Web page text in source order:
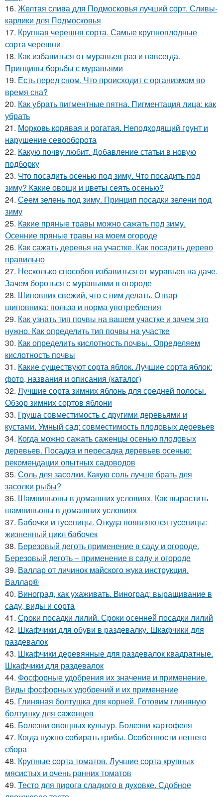
16. Желтая слива для Подмосковья лучший сорт. Сливы-
карлики для Подмосковья
17. Крупная черешня сорта. Самые крупноплодные
сорта черешни
18. Как избавиться от муравьев раз и навсегда.
Принципы борьбы с муравьями
19. Есть перед сном. Что происходит с организмом во
время сна?
20. Как убрать пигментные пятна. Пигментация лица: как
убрать
21. Морковь корявая и рогатая. Неподходящий грунт и
нарушение севооборота
22. Какую почву любит. Добавление статьи в новую
подборку
23. Что посадить осенью под зиму. Что посадить под
зиму? Какие овощи и цветы сеять осенью?
24. Сеем зелень под зиму. Принцип посадки зелени под
зиму
25. Какие пряные травы можно сажать под зиму.
Осенние пряные травы на моем огороде
26. Как сажать деревья на участке. Как посадить дерево
правильно
27. Несколько способов избавиться от муравьев на даче.
Зачем бороться с муравьями в огороде
28. Шиповник свежий, что с ним делать. Отвар
шиповника: польза и норма употребления
29. Как узнать тип почвы на вашем участке и зачем это
нужно. Как определить тип почвы на участке
30. Как определить кислотность почвы.. Определяем
кислотность почвы
31. Какие существуют сорта яблок. Лучшие сорта яблок:
фото, названия и описания (каталог)
32. Лучшие сорта зимних яблонь для средней полосы.
Обзор зимних сортов яблони
33. Груша совместимость с другими деревьями и
кустами. Умный сад: совместимость плодовых деревьев
34. Когда можно сажать саженцы осенью плодовых
деревьев. Посадка и пересадка деревьев осенью:
рекомендации опытных садоводов
35. Соль для засолки. Какую соль лучше брать для
засолки рыбы?
36. Шампиньоны в домашних условиях. Как вырастить
шампиньоны в домашних условиях
37. Бабочки и гусеницы. Откуда появляются гусеницы:
жизненный цикл бабочек
38. Березовый деготь применение в саду и огороде.
Березовый деготь – применение в саду и огороде
39. Валлар от личинок майского жука инструкция.
Валлар®
40. Виноград, как ухаживать. Виноград: выращивание в
саду, виды и сорта
41. Сроки посадки лилий. Сроки осенней посадки лилий
42. Шкафчики для обуви в раздевалку. Шкафчики для
раздевалок
43. Шкафчики деревянные для раздевалок квадратные.
Шкафчики для раздевалок
44. Фосфорные удобрения их значение и применение.
Виды фосфорных удобрений и их применение
45. Глиняная болтушка для корней. Готовим глиняную
болтушку для саженцев
46. Болезни овощных культур. Болезни картофеля
47. Когда нужно собирать грибы. Особенности летнего
сбора
48. Крупные сорта томатов. Лучшие сорта крупных
мясистых и очень ранних томатов
49. Тесто для пирога сладкого в духовке. Сдобное